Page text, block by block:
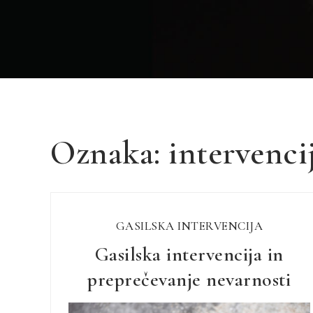
Oznaka:
GASILSKA INTERVENCIJA
Gasilska intervencija in
preprečevanje nevarnosti